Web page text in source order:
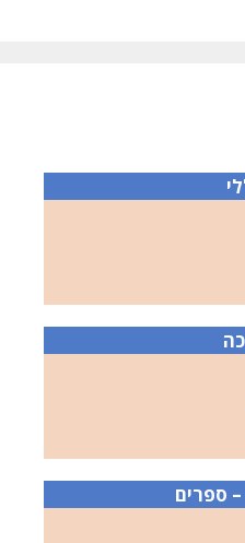
ספרים